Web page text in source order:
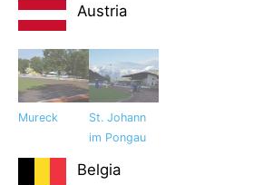
Austria
Mureck
St. Johann
im Pongau
Belgia